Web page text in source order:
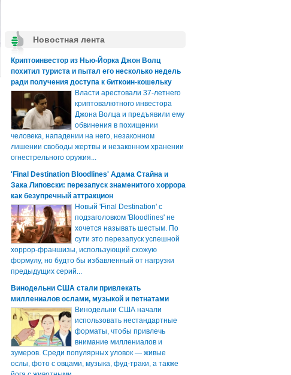
Новостная лента
Криптоинвестор из Нью-Йорка Джон Волц
похитил туриста и пытал его несколько недель
ради получения доступа к биткоин-кошельку
Власти арестовали 37-летнего
криптовалютного инвестора
Джона Волца и предъявили ему
обвинения в похищении
человека, нападении на него, незаконном
лишении свободы жертвы и незаконном хранении
огнестрельного оружия...
'Final Destination Bloodlines' Адама Стайна и
Зака Липовски: перезапуск знаменитого хоррора
как безупречный аттракцион
Новый 'Final Destination' с
подзаголовком 'Bloodlines' не
хочется называть шестым. По
сути это перезапуск успешной
хоррор-франшизы, использующий схожую
формулу, но будто бы избавленный от нагрузки
предыдущих серий...
Винодельни США стали привлекать
миллениалов ослами, музыкой и петнатами
Винодельни США начали
использовать нестандартные
форматы, чтобы привлечь
внимание миллениалов и
зумеров. Среди популярных уловок — живые
ослы, фото с овцами, музыка, фуд-траки, а также